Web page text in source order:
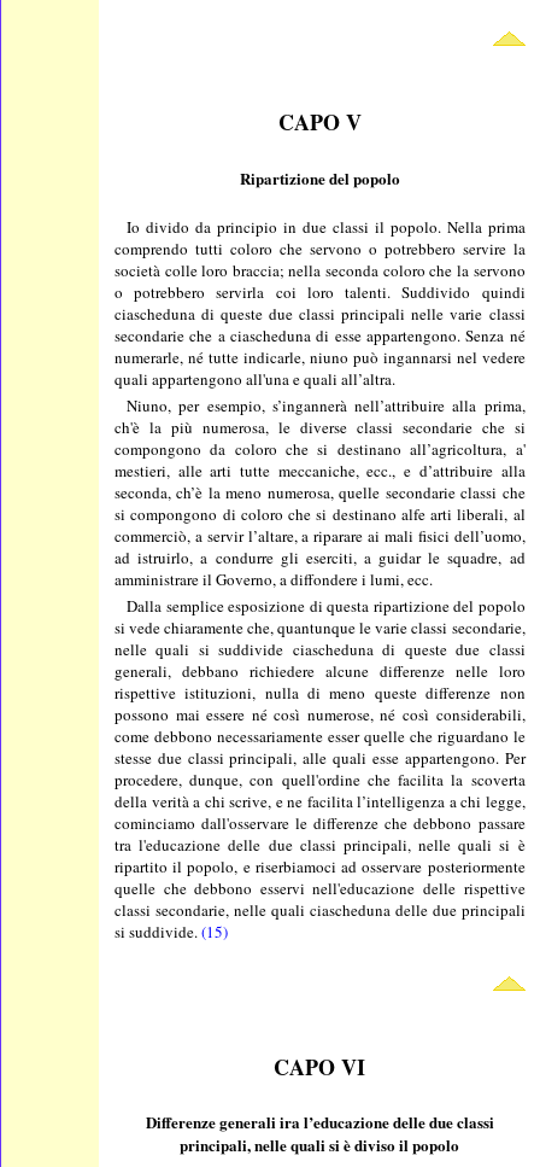
CAPO V
Ripartizione del popolo
Io divido da principio in due classi il popolo. Nella prima
comprendo tutti coloro che servono o potrebbero servire la
società colle loro braccia; nella seconda coloro che la servono
o potrebbero servirla coi loro talenti. Suddivido quindi
ciascheduna di queste due classi principali nelle varie classi
secondarie che a ciascheduna di esse appartengono. Senza né
numerarle, né tutte indicarle, niuno può ingannarsi nel vedere
quali appartengono all'una e quali all’altra.
Niuno, per esempio, s’ingannerà nell’attribuire alla prima,
ch'è la più numerosa, le diverse classi secondarie che si
compongono da coloro che si destinano all’agricoltura, a'
mestieri, alle arti tutte meccaniche, ecc., e d’attribuire alla
seconda, ch’è la meno numerosa, quelle secondarie classi che
si compongono di coloro che si destinano alfe arti liberali, al
commerciò, a servir l’altare, a riparare ai mali fisici dell’uomo,
ad istruirlo, a condurre gli eserciti, a guidar le squadre, ad
amministrare il Governo, a diffondere i lumi, ecc.
Dalla semplice esposizione di questa ripartizione del popolo
si vede chiaramente che, quantunque le varie classi secondarie,
nelle quali si suddivide ciascheduna di queste due classi
generali, debbano richiedere alcune differenze nelle loro
rispettive istituzioni, nulla di meno queste differenze non
possono mai essere né così numerose, né così considerabili,
come debbono necessariamente esser quelle che riguardano le
stesse due classi principali, alle quali esse appartengono. Per
procedere, dunque, con quell'ordine che facilita la scoverta
della verità a chi scrive, e ne facilita l’intelligenza a chi legge,
cominciamo dall'osservare le differenze che debbono passare
tra l'educazione delle due classi principali, nelle quali si è
ripartito il popolo, e riserbiamoci ad osservare posteriormente
quelle che debbono esservi nell'educazione delle rispettive
classi secondarie, nelle quali ciascheduna delle due principali
si suddivide.(15)
CAPO VI
Differenze generali ira l’educazione delle due classi
principali, nelle quali si è diviso il popolo